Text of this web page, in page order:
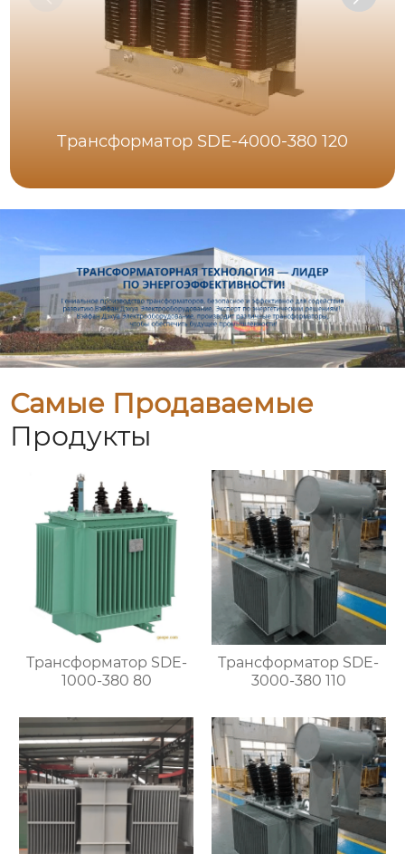
Трансформатор SDE-4000-380 120
Самые Продаваемые
Продукты
Трансформатор SDE-
1000-380 80
Трансформатор SDE-
3000-380 110